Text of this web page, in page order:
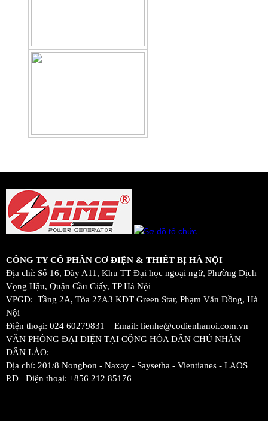
CÔNG TY CỔ PHẦN CƠ ĐIỆN & THIẾT BỊ HÀ NỘI
Địa chỉ: Số 16, Dãy A11, Khu TT Đại học ngoại ngữ, Phường Dịch
Vọng Hậu, Quận Cầu Giấy, TP Hà Nội
VPGD: Tầng 2A, Tòa 27A3 KĐT Green Star, Phạm Văn Đồng, Hà
Nội
Điện thoại: 024 60279831 Email: lienhe@codienhanoi.com.vn
VĂN PHÒNG ĐẠI DIỆN TẠI CỘNG HÒA DÂN CHỦ NHÂN
DÂN LÀO:
Địa chỉ: 201/8 Nongbon - Naxay - Saysetha - Vientianes - LAOS
P.D Điện thoại: +856 212 85176